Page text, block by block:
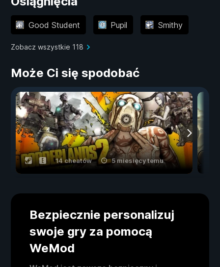
Good Student Pupil Smithy
Zobacz wszystkie 118
Może Ci się spodobać
14 cheatów 5 miesięcy temu
Bezpiecznie personalizuj
swoje gry za pomocą
WeMod